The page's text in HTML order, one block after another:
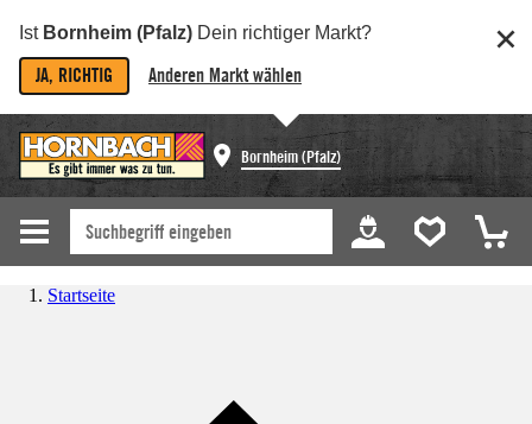
Ist Bornheim (Pfalz) Dein richtiger Markt?
JA, RICHTIG Anderen Markt wählen
Bornheim (Pfalz)
Startseite